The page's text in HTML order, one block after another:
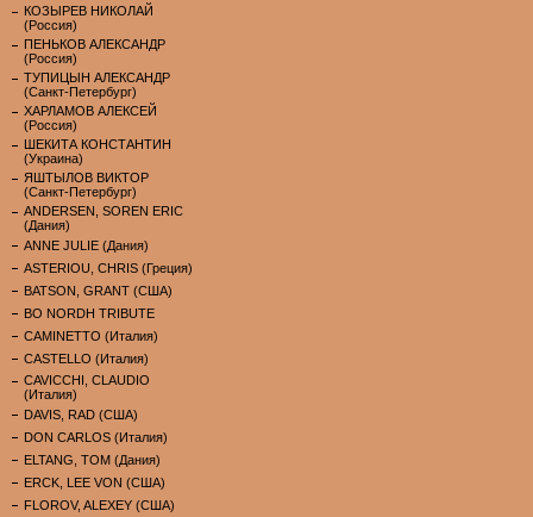
КОЗЫРЕВ НИКОЛАЙ
(Россия)
ПЕНЬКОВ АЛЕКСАНДР
(Россия)
ТУПИЦЫН АЛЕКСАНДР
(Санкт-Петербург)
ХАРЛАМОВ АЛЕКСЕЙ
(Россия)
ШЕКИТА КОНСТАНТИН
(Украина)
ЯШТЫЛОВ ВИКТОР
(Санкт-Петербург)
ANDERSEN, SOREN ERIC
(Дания)
ANNE JULIE (Дания)
ASTERIOU, CHRIS (Греция)
BATSON, GRANT (США)
BO NORDH TRIBUTE
CAMINETTO (Италия)
CASTELLO (Италия)
CAVICCHI, CLAUDIO
(Италия)
DAVIS, RAD (США)
DON CARLOS (Италия)
ELTANG, TOM (Дания)
ERCK, LEE VON (США)
FLOROV, ALEXEY (США)